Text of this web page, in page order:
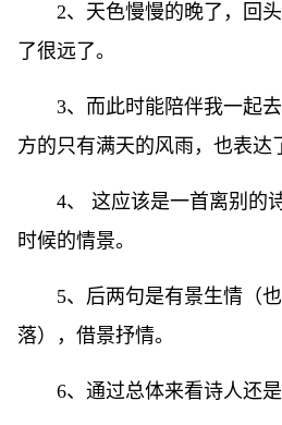
2、天色慢慢的晚了，回
了很远了。
3、而此时能陪伴我一起
方的只有满天的风雨，也表达
4、 这应该是一首离别的
时候的情景。
5、后两句是有景生情（
落），借景抒情。
6、通过总体来看诗人还是